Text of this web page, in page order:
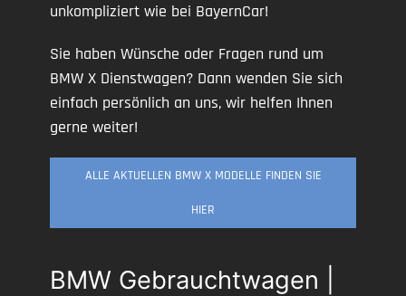
unkompliziert wie bei BayernCar!
Sie haben Wünsche oder Fragen rund um
BMW X Dienstwagen? Dann wenden Sie sich
einfach persönlich an uns, wir helfen Ihnen
gerne weiter!
ALLE AKTUELLEN BMW X MODELLE FINDEN SIE
HIER
BMW Gebrauchtwagen |